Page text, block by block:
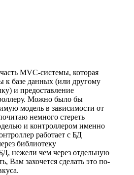
MVC-системы, которая
к базе данных (или другому
и предоставление
Можно было бы
модель в зависимости от
немного стереть
и контроллером именно
работает с БД
библиотеку
нежели чем через отдельную
Вам захочется сделать это по-